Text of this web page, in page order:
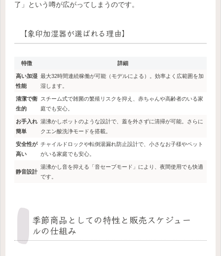
了」という噂が広がってしまうのです。
【象印加湿器が選ばれる理由】
特徴 詳細
高い加湿
性能
最大32時間連続稼働が可能（モデルによる）。効率よく広範囲を加
湿します。
清潔で衛
生的
スチーム式で雑菌の繁殖リスクを抑え、赤ちゃんや高齢者のいる家
庭でも安心。
お手入れ
簡単
湯沸かしポットのような設計で、蓋を外さずに清掃が可能。さらに
クエン酸洗浄モードを搭載。
安全性が
高い
チャイルドロックや転倒湯漏れ防止設計で、小さなお子様やペット
がいる家庭でも安心。
静音設計
湯沸かし音を抑える「音セーブモード」により、夜間使用でも快適
です。
季節商品としての特性と販売スケジュー
ルの仕組み